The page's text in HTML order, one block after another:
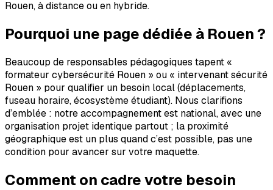
Rouen, à distance ou en hybride.
Pourquoi une page dédiée à Rouen ?
Beaucoup de responsables pédagogiques tapent «
formateur cybersécurité Rouen » ou « intervenant sécurité
Rouen » pour qualifier un besoin local (déplacements,
fuseau horaire, écosystème étudiant). Nous clarifions
d’emblée : notre accompagnement est national, avec une
organisation projet identique partout ; la proximité
géographique est un plus quand c’est possible, pas une
condition pour avancer sur votre maquette.
Comment on cadre votre besoin